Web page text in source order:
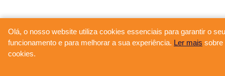
Olá, o nosso website utiliza cookies essenciais para garantir o
funcionamento e para melhorar a sua experiência. Ler mais sobre
cookies.